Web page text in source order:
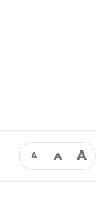
Α Α Α